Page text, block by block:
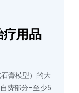
疗用品
膏模型）的大
费部分–至少5